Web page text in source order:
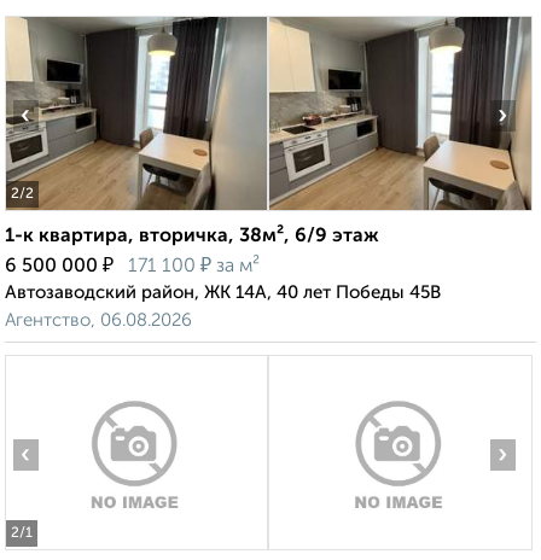
2/2
‹ ›
1-к квартира, вторичка, 38м², 6/9 этаж
6 500 000 ₽ 171 100 ₽ за м²
Автозаводский район, ЖК 14А, 40 лет Победы 45В
Агентство, 06.08.2026
2/1
‹ ›